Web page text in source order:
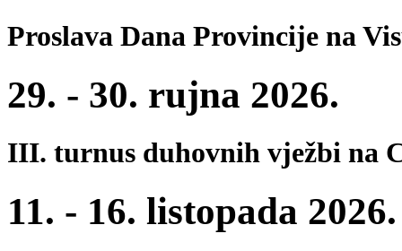
Proslava Dana Provincije na
29. - 30. rujna 2026.
III. turnus duhovnih vježbi na
11. - 16. listopada 2026.